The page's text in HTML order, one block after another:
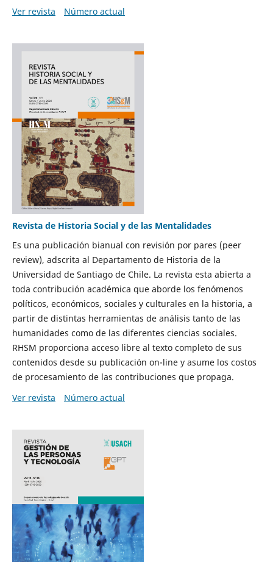
Ver revista
Número actual
Revista de Historia Social y de las Mentalidades
Es una publicación bianual con revisión por pares (peer
review), adscrita al Departamento de Historia de la
Universidad de Santiago de Chile. La revista esta abierta a
toda contribución académica que aborde los fenómenos
políticos, económicos, sociales y culturales en la historia, a
partir de distintas herramientas de análisis tanto de las
humanidades como de las diferentes ciencias sociales.
RHSM proporciona acceso libre al texto completo de sus
contenidos desde su publicación on-line y asume los costos
de procesamiento de las contribuciones que propaga.
Ver revista
Número actual